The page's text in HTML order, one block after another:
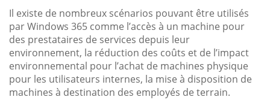
Il existe de nombreux scénarios pouvant être utilisés
par Windows 365 comme l’accès à un machine pour
des prestataires de services depuis leur
environnement, la réduction des coûts et de l’impact
environnemental pour l’achat de machines physique
pour les utilisateurs internes, la mise à disposition de
machines à destination des employés de terrain.